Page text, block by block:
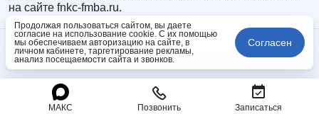
на сайте fnkc-fmba.ru.
МАКС Позвонить Записаться
Продолжая пользоваться сайтом, вы даете
согласие на использование cookie. С их помощью
мы обеспечиваем авторизацию на сайте, в
личном кабинете, таргетирование рекламы,
анализ посещаемости сайта и звонков.
Согласен